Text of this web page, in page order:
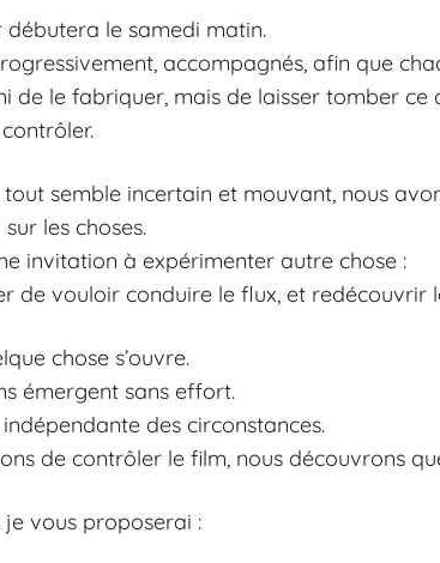
débutera le samedi matin.
accompagnés, afin que
de le fabriquer, mais de laisser tomber
semble incertain et mouvant, nous
les choses.
invitation à expérimenter autre chose :
de vouloir conduire le flux, et
chose s’ouvre.
émergent sans effort.
des circonstances.
de contrôler le film, nous découvrons
vous proposerai :